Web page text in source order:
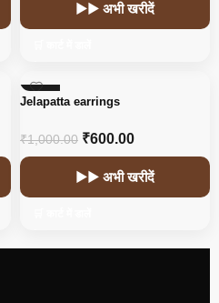
▶▶ अभी खरीदें
-40%
Jelapatta earrings
₹1,000.00 ₹600.00
▶▶ अभी खरीदें